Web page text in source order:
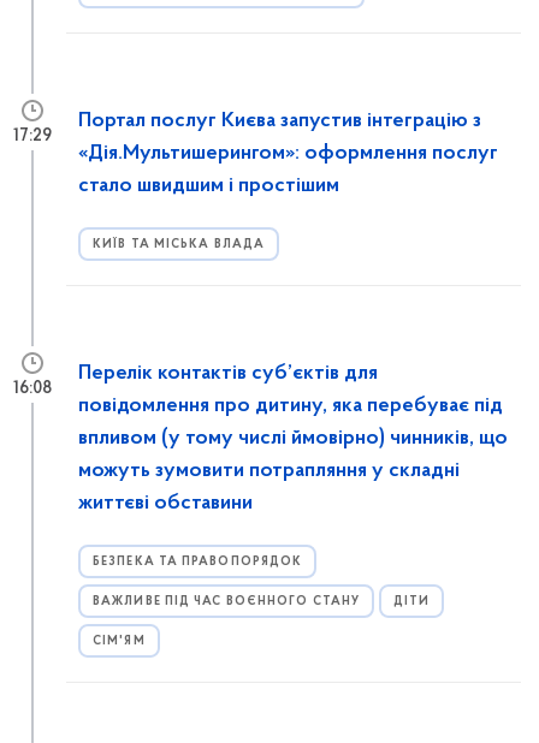
Портал послуг Києва запустив інтеграцію з
«Дія.Мультишерингом»: оформлення послуг
стало швидшим і простішим
КИЇВ ТА МІСЬКА ВЛАДА
17:29
Перелік контактів суб’єктів для
повідомлення про дитину, яка перебуває під
впливом (у тому числі ймовірно) чинників, що
можуть зумовити потрапляння у складні
життєві обставини
БЕЗПЕКА ТА ПРАВОПОРЯДОК
ВАЖЛИВЕ ПІД ЧАС ВОЄННОГО СТАНУ ДІТИ
СІМ'ЯМ
16:08